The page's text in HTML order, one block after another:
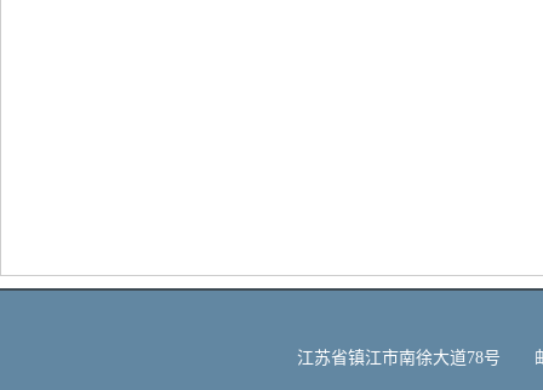
江苏省镇江市南徐大道78号 邮